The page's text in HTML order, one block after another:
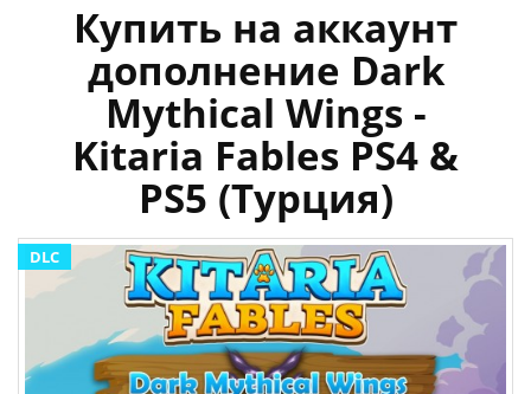
Купить на аккаунт
дополнение Dark
Mythical Wings -
Kitaria Fables PS4 &
PS5 (Турция)
DLC